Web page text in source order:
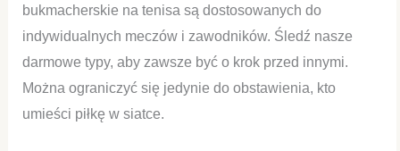
bukmacherskie na tenisa są dostosowanych do
indywidualnych meczów i zawodników. Śledź nasze
darmowe typy, aby zawsze być o krok przed innymi.
Można ograniczyć się jedynie do obstawienia, kto
umieści piłkę w siatce.